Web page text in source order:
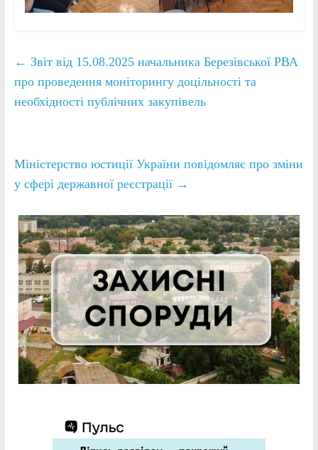
← Звіт від 15.08.2025 начальника Березівської РВА
про проведення моніторингу доцільності та
необхідності публічних закупівель
Міністерство юстиції України повідомляє про зміни
у сфері державної реєстрації →